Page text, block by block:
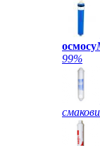
осмосу
99%